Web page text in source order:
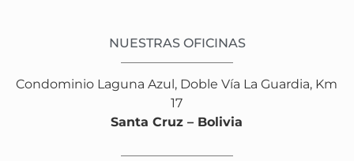
NUESTRAS OFICINAS
Condominio Laguna Azul, Doble Vía La Guardia, Km
17
Santa Cruz – Bolivia